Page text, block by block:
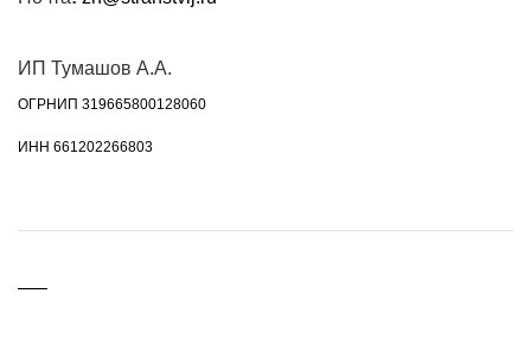
ИП Тумашов А.А.
ОГРНИП 319665800128060
ИНН 661202266803
—–